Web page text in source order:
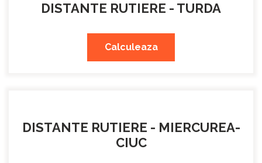
DISTANTE RUTIERE - TURDA
Calculeaza
DISTANTE RUTIERE - MIERCUREA-
CIUC